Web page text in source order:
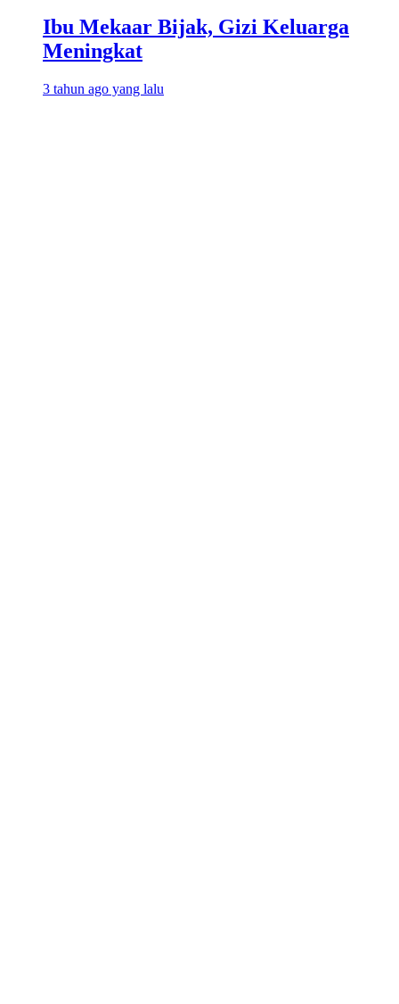
Ibu Mekaar Bijak, Gizi Keluarga
Meningkat
3 tahun ago yang lalu